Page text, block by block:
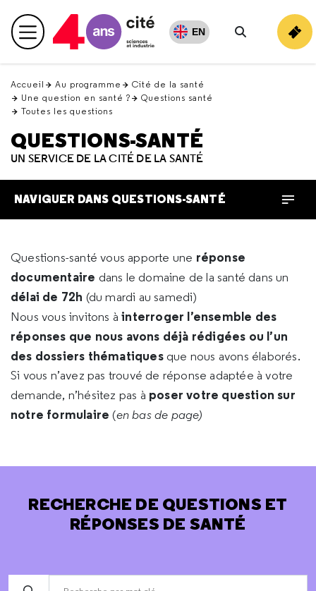
en
haut Menu principal EN
Rechercher
Accueil Au programme
Cité de la santé
Une question en santé ?
Questions santé
Toutes les questions
QUESTIONS-SANTÉ
UN SERVICE DE LA CITÉ DE LA SANTÉ
NAVIGUER DANS QUESTIONS-SANTÉ
Questions-santé vous apporte une réponse
documentaire dans le domaine de la santé dans un
délai de 72h (du mardi au samedi)
Nous vous invitons àinterroger l’ensemble des
réponses que nous avons déjà rédigées ou l’un
des dossiers thématiques que nous avons élaborés.
Si vous n’avez pas trouvé de réponse adaptée à votre
demande, n’hésitez pas à poser votre question sur
notre formulaire (en bas de page)
RECHERCHE DE QUESTIONS ET
RÉPONSES DE SANTÉ